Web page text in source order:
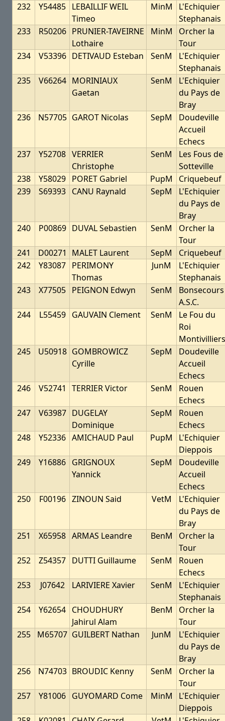
232
Y54485 LEBAILLIF WEIL
Timeo
MinM
L'Echiquier
Stephanais
233
R50206 PRUNIER-TAVEIRNE
Lothaire
MinM
Orcher la
Tour
234
V53396 DETIVAUD Esteban SenM
L'Echiquier
Stephanais
235
V66264 MORINIAUX
Gaetan
SenM
L'Echiquier
du Pays de
Bray
236
N57705 GAROT Nicolas SepM
Doudeville
Accueil
Echecs
237
Y52708 VERRIER
Christophe
SenM
Les Fous de
Sotteville
238
Y58029 PORET Gabriel PupM
Criquebeuf
239
S69393 CANU Raynald SepM
L'Echiquier
du Pays de
Bray
240
P00869 DUVAL Sebastien SenM
Orcher la
Tour
241
D00271 MALET Laurent SepM
Criquebeuf
242
Y83087 PERIMONY
Thomas
JunM
L'Echiquier
Stephanais
243
X77505 PEIGNON Edwyn SenM
Bonsecours
A.S.C.
244
L55459 GAUVAIN Clement SenM
Le Fou du
Roi
Montivilliers
245
U50918 GOMBROWICZ
Cyrille
SepM
Doudeville
Accueil
Echecs
246
V52741 TERRIER Victor SenM
Rouen
Echecs
247
V63987 DUGELAY
Dominique
SepM
Rouen
Echecs
248
Y52336 AMICHAUD Paul PupM
L'Echiquier
Dieppois
249
Y16886 GRIGNOUX
Yannick
SepM
Doudeville
Accueil
Echecs
250
F00196 ZINOUN Said VetM
L'Echiquier
du Pays de
Bray
251
X65958 ARMAS Leandre BenM
Orcher la
Tour
252
Z54357 DUTTI Guillaume SenM
Rouen
Echecs
253
J07642 LARIVIERE Xavier SenM
L'Echiquier
Stephanais
254
Y62654 CHOUDHURY
Jahirul Alam
BenM
Orcher la
Tour
255
M65707 GUILBERT Nathan JunM
L'Echiquier
du Pays de
Bray
256
N74703 BROUDIC Kenny SenM
Orcher la
Tour
257
Y81006 GUYOMARD Come MinM
L'Echiquier
Dieppois